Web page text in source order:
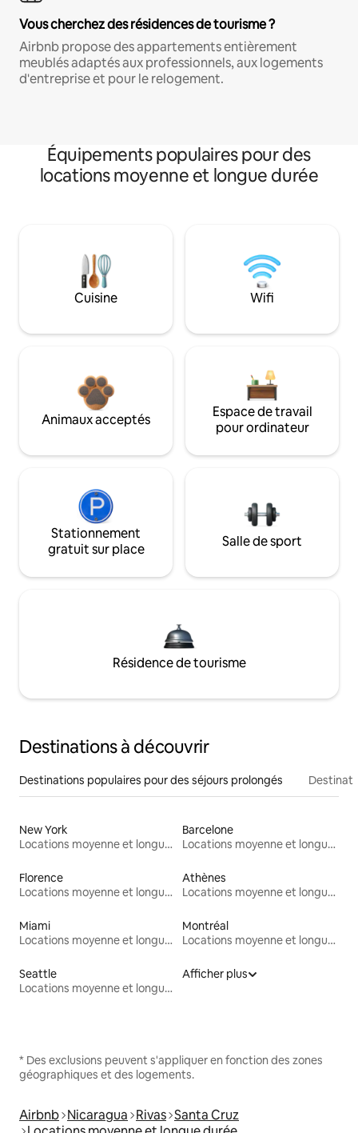
Vous cherchez des résidences de tourisme ?
Airbnb propose des appartements entièrement
meublés adaptés aux professionnels, aux logements
d'entreprise et pour le relogement.
Équipements populaires pour des
locations moyenne et longue durée
Cuisine Wifi
Animaux acceptés
Espace de travail
pour ordinateur
Stationnement
gratuit sur place
Salle de sport
Résidence de tourisme
Destinations à découvrir
Destinations populaires pour des séjours prolongés
New York
Locations moyenne et longue durée
Barcelone
Locations moyenne et longue durée
Florence
Locations moyenne et longue durée
Athènes
Locations moyenne et longue durée
Miami
Locations moyenne et longue durée
Montréal
Locations moyenne et longue durée
Seattle
Locations moyenne et longue durée
Afficher plus
* Des exclusions peuvent s'appliquer en fonction des zones
géographiques et des logements.
Airbnb Nicaragua Rivas Santa Cruz